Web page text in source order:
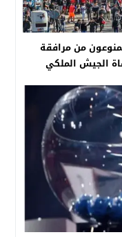
من مرافقة
الجيش الملكي